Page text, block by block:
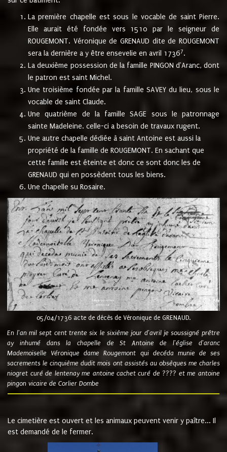
La première chapelle est sous le vocable de saint Pierre.
Elle aurait été fondée vers 1510 par le seigneur de
ROUGEMONT. Véronique de GRENAUD dite de ROUGEMONT
sera la dernière a y être ensevelie en avril 17367.
La deuxième possession de la famille PINGON d'Aranc, dont
le patron est saint Michel.
Une troisième fondée par la famille SAVEY du lieu, sous le
vocable de saint Claude.
Une quatrième de la famille SAGE sous le patronnage
sainte Madeleine. celle-ci a besoin de travaux rugent.
Une autre chapelle dédiée à saint Antoine est aussi la
propriété de la famille de ROUGEMONT. En sachant que
cette famille est éteinte et donc ce sont donc les de
GRENAUD qui en possèdent tous les biens.
Une chapelle su Rosaire.
05/04/1736 acte de décès de Véronique de GRENAUD.
En l'an mil sept cent trente six le sixième jour d'avril je soussigné prêtre
ay inhumé dans la chapelle de St Antoine de l'église d'aranc
Mademoiselle Véronique dame Rougemont qui decéda munie de ses
sacrements le cinquième dudit mois ont assistés au obsèques me charles
niogret curé de lentenay me antoine cachet curé de ???? et me antoine
pingon vicaire de Corlier Dombe
Le cimetière est ouvert et les animaux peuvent venir y paître... Il
est demandé de le fermer.